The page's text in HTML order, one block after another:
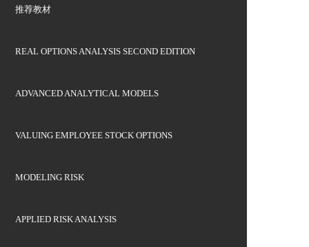
推荐教材
REAL OPTIONS ANALYSIS SECOND EDITION
ADVANCED ANALYTICAL MODELS
VALUING EMPLOYEE STOCK OPTIONS
MODELING RISK
APPLIED RISK ANALYSIS